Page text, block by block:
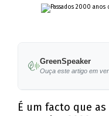
GreenSpeaker
Ouça este artigo em
É um facto que